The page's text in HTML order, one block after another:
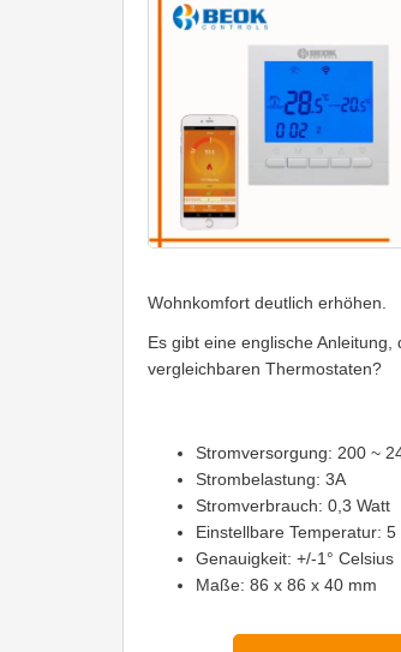
Wohnkomfort deutlich erhöhen.
Es gibt eine englische
vergleichbaren Thermostaten?
Stromversorgung: 200 ~
Strombelastung: 3A
Stromverbrauch: 0,3 Watt
Einstellbare Temperatur:
Genauigkeit: +/-1° Celsius
Maße: 86 x 86 x 40 mm